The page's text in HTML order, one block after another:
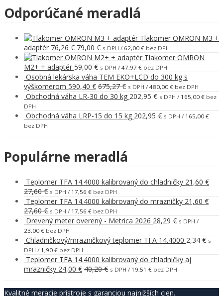
Odporúčané meradlá
Tlakomer OMRON M3 +
adaptér 76,26 € 79,00€ s DPH / 62,00 € bez DPH
Tlakomer OMRON
M2+ + adaptér 59,00 € s DPH / 47,97 € bez DPH
Osobná lekárska váha TEM EKO+LCD do 300 kg s
výškomerom 590,40 € 675,27€ s DPH / 480,00 € bez DPH
Obchodná váha LR-30 do 30 kg 202,95 € s DPH / 165,00 € bez
DPH
Obchodná váha LRP-15 do 15 kg 202,95 € s DPH / 165,00 €
bez DPH
Populárne meradlá
Teplomer TFA 14.4000 kalibrovaný do chladničky 21,60 €
27,60€ s DPH / 17,56 € bez DPH
Teplomer TFA 14.4000 kalibrovaný do mrazničky 21,60 €
27,60€ s DPH / 17,56 € bez DPH
Drevený meter overený - Metrica 2026 28,29 € s DPH /
23,00 € bez DPH
Chladničkový/mrazničkový teplomer TFA 14.4000 2,34 € s
DPH / 1,90 € bez DPH
Teplomer TFA 14.4000 kalibrovaný do chladničky aj
mrazničky 24,00 € 40,20€ s DPH / 19,51 € bez DPH
Kvalitné meracie prístroje s garanciou najnižších cien.